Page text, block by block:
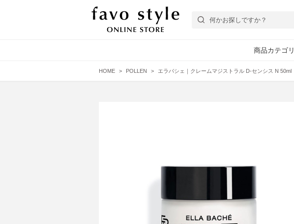
商品カテゴリ
目元・アイケア
ethicame
脂性肌
HOME POLLEN エラバシェ｜クレームマジストラル D-センシス N 50ml